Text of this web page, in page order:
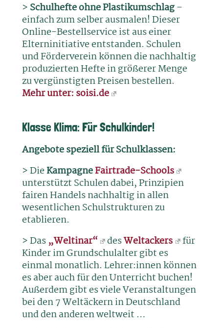
Klasse Klima: Für Schulkinder!
Angebote speziell für Schulklassen:
> DieKampagneFairtrade-Schools
unterstützt Schulen dabei, Prinzipien
fairen Handels nachhaltig in allen
wesentlichen Schulstrukturen zu
etablieren.
> Das „Weltinar“ desWeltackers
für
Kinder im Grundschulalter gibt es
einmal monatlich. Lehrer:innen können
es aber auch für den Unterricht buchen!
Außerdem gibt es viele Veranstaltungen
bei den 7 Weltäckern in Deutschland
und den anderen weltweit …
> Schulhefte ohne Plastikumschlag–
einfach zum selber ausmalen! Dieser
Online-Bestellservice ist aus einer
Elterninitiative entstanden. Schulen
und Förderverein können die nachhaltig
produzierten Hefte in größerer Menge
zu vergünstigten Preisen bestellen.
Mehr unter: soisi.de